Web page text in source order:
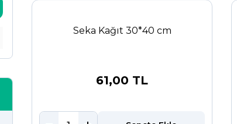
Seka Kağıt 30*40 cm
61,00 TL